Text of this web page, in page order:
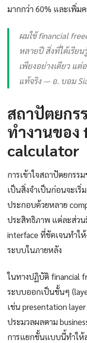
มากกว่า 60% และเพิ่มค
ผมใช้ financial
หลายปี สิ่งที่ได้เรียน
เพียงอย่างเดียว แต่
แท้จริง — อ. บอม
สถาปัตยกร
ทำงานของ
calculator
การเข้าใจสถาปัตยกรร
เป็นสิ่งจำเป็นก่อนจะเ
ประกอบด้วยหลาย
ประสิทธิภาพ แต่ละส่ว
interface ที่ชัดเจนทำใ
ระบบในภายหลัง
ในทางปฏิบัติ financial
ระบบออกเป็นชั้นๆ
เช่น presentation
ประมวลผลตาม
การแยกชั้นแบบนี้ทำให้